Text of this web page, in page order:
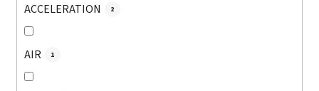
ACCELERATION 2
AIR 1